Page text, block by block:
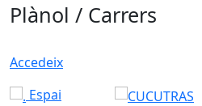
Plànol / Carrers
Accedeix
Espai